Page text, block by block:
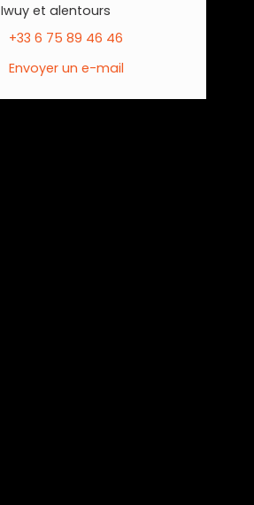
Iwuy et alentours
+33 6 75 89 46 46
Envoyer un e-mail